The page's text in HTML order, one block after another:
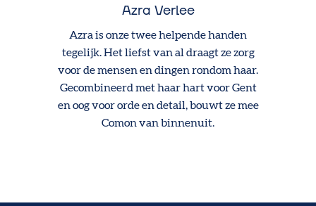
Azra Verlee
Azra is onze twee helpende handen
tegelijk. Het liefst van al draagt ze zorg
voor de mensen en dingen rondom haar.
Gecombineerd met haar hart voor Gent
en oog voor orde en detail, bouwt ze mee
Comon van binnenuit.